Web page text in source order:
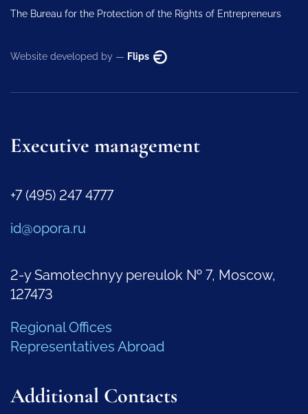
The Bureau for the Protection of the Rights of Entrepreneurs
Website developed by — Flips
Executive management
+7 (495) 247 4777
id@opora.ru
2-y Samotechnyy pereulok № 7, Moscow,
127473
Regional Offices
Representatives Abroad
Additional Contacts